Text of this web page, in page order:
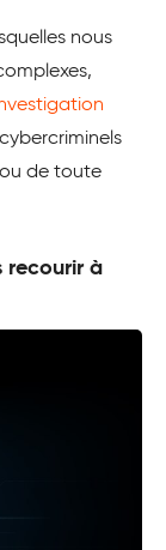
nous
de toute
recourir à